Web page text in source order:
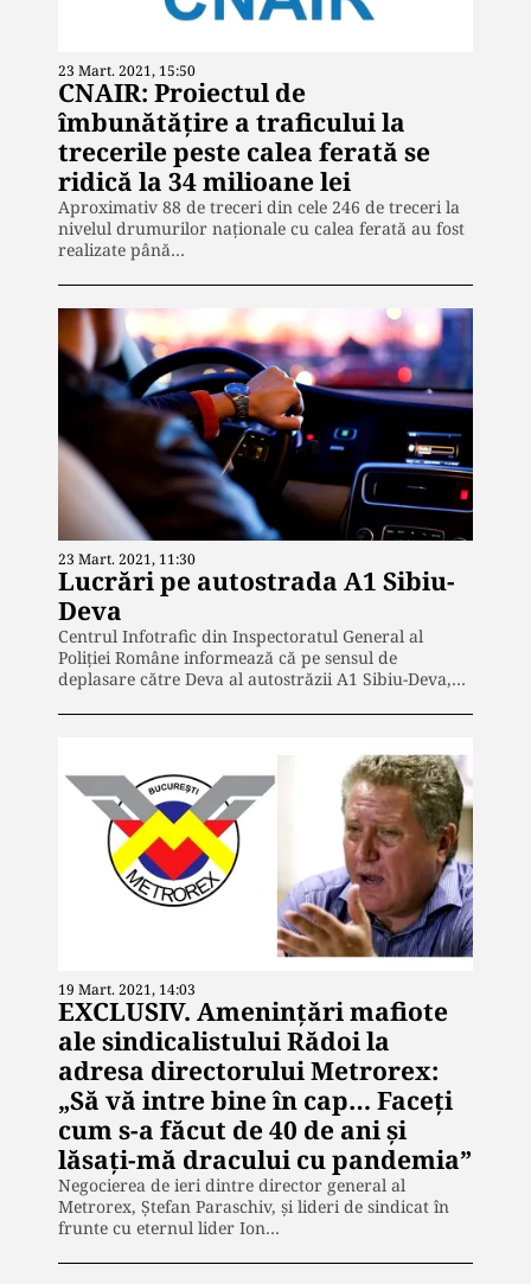
23 Mart. 2021, 15:50
CNAIR: Proiectul de
îmbunătățire a traficului la
trecerile peste calea ferată se
ridică la 34 milioane lei
Aproximativ 88 de treceri din cele 246 de treceri la
nivelul drumurilor naţionale cu calea ferată au fost
realizate până…
23 Mart. 2021, 11:30
Lucrări pe autostrada A1 Sibiu-
Deva
Centrul Infotrafic din Inspectoratul General al
Poliţiei Române informează că pe sensul de
deplasare către Deva al autostrăzii A1 Sibiu-Deva,…
19 Mart. 2021, 14:03
EXCLUSIV. Amenințări mafiote
ale sindicalistului Rădoi la
adresa directorului Metrorex:
„Să vă intre bine în cap… Faceți
cum s-a făcut de 40 de ani și
lăsați-mă dracului cu pandemia”
Negocierea de ieri dintre director general al
Metrorex, Ștefan Paraschiv, și lideri de sindicat în
frunte cu eternul lider Ion…